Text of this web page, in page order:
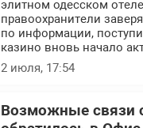
элитном одесском
правоохранители
по информации,
казино вновь начало
2 июля, 17:54
Возможные связи